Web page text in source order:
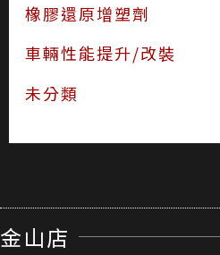
橡膠還原增塑劑
車輛性能提升/改裝
未分類
金山店